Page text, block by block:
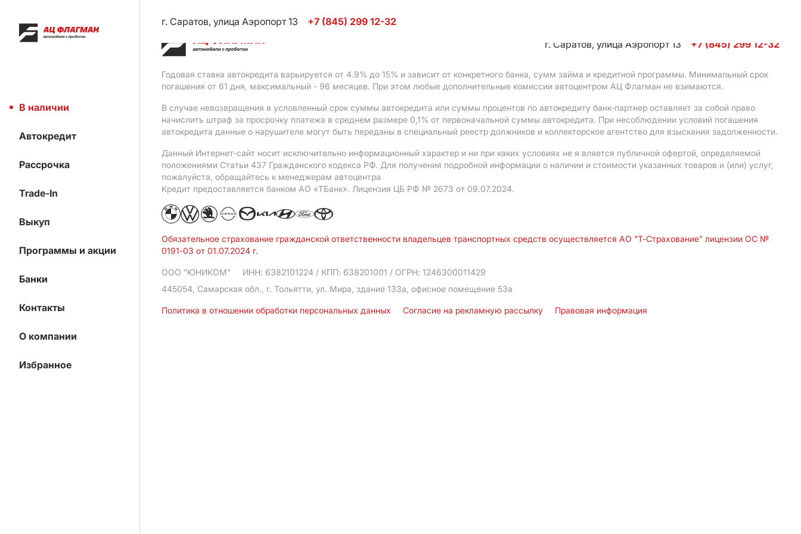
В наличии
Автокредит
Рассрочка
Trade-In
Выкуп
Программы и акции
Банки
Контакты
О компании
Избранное
г. Саратов, улица Аэропорт 13
+7 (845) 299 12-32
г. Саратов, улица Аэропорт 13
+7 (845) 299 12-32
Годовая ставка автокредита варьируется от 4.9% до 15% и зависит от конкретного банка, сумм займа и кредитной программы. Минимальный срок
погашения от 61 дня, максимальный - 96 месяцев. При этом любые дополнительные комиссии автоцентром АЦ Флагман не взимаются.
В случае невозвращения в условленный срок суммы автокредита или суммы процентов по автокредиту банк-партнер оставляет за собой право
начислить штраф за просрочку платежа в среднем размере 0,1% от первоначальной суммы автокредита. При несоблюдении условий погашения
автокредита данные о нарушителе могут быть переданы в специальный реестр должников и коллекторское агентство для взыскания задолженности.
Данный Интернет-сайт носит исключительно информационный характер и ни при каких условиях не я вляется публичной офертой, определяемой
положениями Статьи 437 Гражданского кодекса РФ. Для получения подробной информации о наличии и стоимости указанных товаров и (или) услуг,
пожалуйста, обращайтесь к менеджерам автоцентра
Кредит предоставляется банком АO «ТБанк». Лицензия ЦБ РФ № 2673 от 09.07.2024.
Обязательное страхование гражданской ответственности владельцев транспортных средств осуществляется АО "Т-Страхование" лицензии ОС №
0191-03 от 01.07.2024 г.
ООО "ЮНИКОМ" ИНН: 6382101224 / КПП: 638201001 / ОГРН: 1246300011429
445054, Самарская обл., г. Тольятти, ул. Мира, здание 133а, офисное помещение 53а
Политика в отношении обработки персональных данных Согласие на рекламную рассылку Правовая информация